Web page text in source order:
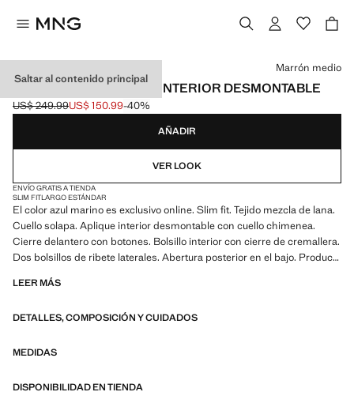
Saltar al contenido principal
ABRIGO LANA CUELLO INTERIOR DESMONTABLE
Precio inicial tachado [US$ 249.99 ]
US$ 249.99
Precio actual [US$ 150.99 ]
US$ 150.99-40%
Selecciona un color
Marrón medio
AÑADIR
VER LOOK
ENVÍO GRATIS A TIENDA
SLIM FITLARGO ESTÁNDAR
El color azul marino es exclusivo online. Slim fit. Tejido mezcla de lana.
Cuello solapa. Aplique interior desmontable con cuello chimenea.
Cierre delantero con botones. Bolsillo interior con cierre de cremallera.
Dos bolsillos de ribete laterales. Abertura posterior en el bajo. Producto
LEER MÁS
DETALLES, COMPOSICIÓN Y CUIDADOS
MEDIDAS
DISPONIBILIDAD EN TIENDA